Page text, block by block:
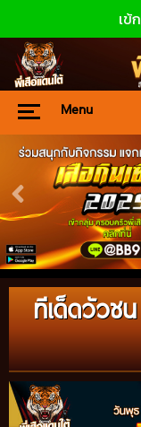
เข้
Menu
ทีเด็ดวัวช